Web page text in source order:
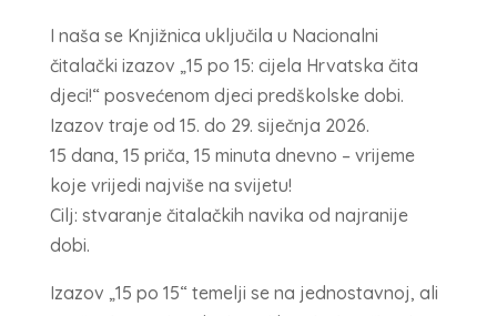
I naša se Knjižnica uključila u Nacionalni
čitalački izazov „15 po 15: cijela Hrvatska čita
djeci!“ posvećenom djeci predškolske dobi.
Izazov traje od 15. do 29. siječnja 2026.
15 dana, 15 priča, 15 minuta dnevno – vrijeme
koje vrijedi najviše na svijetu!
Cilj: stvaranje čitalačkih navika od najranije
dobi.
Izazov „15 po 15“ temelji se na jednostavnoj, ali